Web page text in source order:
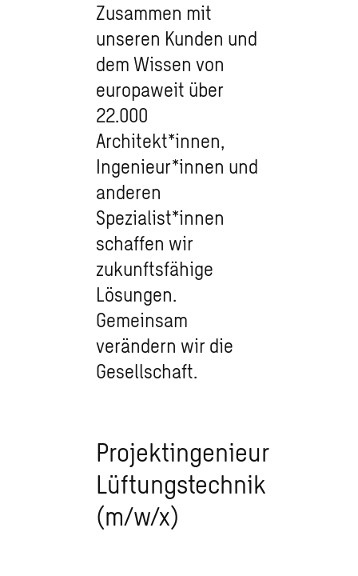
Zusammen mit
unseren Kunden und
dem Wissen von
europaweit über
22.000
Architekt*innen,
Ingenieur*innen und
anderen
Spezialist*innen
schaffen wir
zukunftsfähige
Lösungen.
Gemeinsam
verändern wir die
Gesellschaft.
Projektingenieur
Lüftungstechnik
(m/w/x)